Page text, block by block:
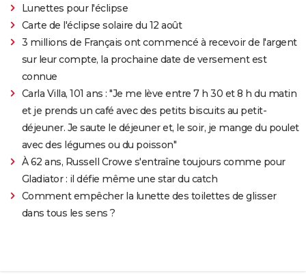
Lunettes pour l'éclipse
Carte de l'éclipse solaire du 12 août
3 millions de Français ont commencé à recevoir de l'argent
sur leur compte, la prochaine date de versement est
connue
Carla Villa, 101 ans : "Je me lève entre 7 h 30 et 8 h du matin
et je prends un café avec des petits biscuits au petit-
déjeuner. Je saute le déjeuner et, le soir, je mange du poulet
avec des légumes ou du poisson"
À 62 ans, Russell Crowe s'entraîne toujours comme pour
Gladiator : il défie même une star du catch
Comment empêcher la lunette des toilettes de glisser
dans tous les sens ?